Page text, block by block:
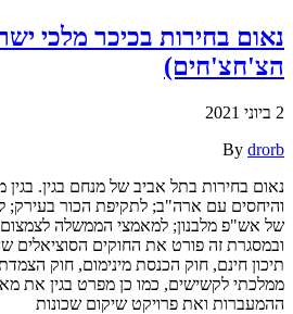
נאום בחירות בכיכר מלכי
הצ'חצ'חים)
2 ביוני 2021
By drorb
נאום בחירות בתל אביב של מנחם בגין.
והיחסים עם ארה"ב; לתקיפת הכור בעירק;
של אש"פ מלבנון; למאמצי הממשלה לצמצום
ובמסגרת זה פורט את החוקים הסוציאלים
תיכון חינם, חוק הכנסת מינימום, חוק
ממלכתי לקשישים, כמו כן מפרט בגין את
ההמעברות ואת פרויקט שיקום שכונות